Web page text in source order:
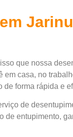
Jarinu
que nossa
em casa, no
de forma rápida e
de
de entupimento,